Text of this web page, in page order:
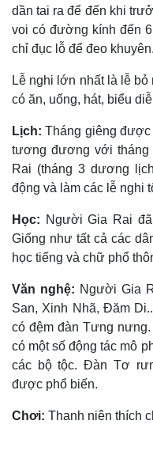
dần tai ra để đến khi
voi có đường kính đến
chỉ đục lỗ để đeo khuyên.
Lễ nghi lớn nhất là lễ
có ăn, uống, hát, biểu
Lịch: Tháng giêng
tương đương với tháng
Rai (tháng 3 dương
động và làm các lễ nghi
Học: Người Gia Rai
Giống như tất cả các
học tiếng và chữ phổ
Văn nghệ: Người Gia
San, Xinh Nhã, Ðăm
có đệm đàn Tưng
có một số động tác mô
các bộ tộc. Ðàn Tơ
được phổ biến.
Chơi: Thanh niên thích